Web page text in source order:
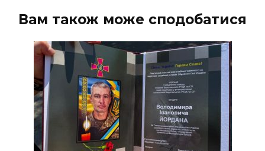
Вам також може сподобатися